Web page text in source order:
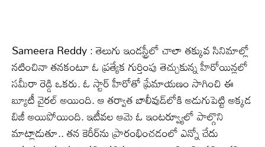
Sameera Reddy : తెలుగు ఇండస్ట్రీలో చాలా తక్కువ సినిమాల్లో
నటించినా తనకంటూ ఓ ప్రత్యేక గుర్తింపు తెచ్చుకున్న హీరోయిన్లలో
సమీరా రెడ్డి ఒకరు. ఓ స్టార్ హీరోతో ప్రేమాయణం సాగించి ఈ
బ్యూటీ వైరల్ అయింది. ఆ తర్వాత బాలీవుడ్‌లోకి అడుగుపెట్టి అక్కడ
బిజీ అయిపోయింది. ఇటీవల ఆమె ఓ ఇంటర్వ్యూలో పాల్గొని
మాట్లాడుతూ.. తన కెరీర్‌ను ప్రారంభించడంలో ఎన్నో చేదు